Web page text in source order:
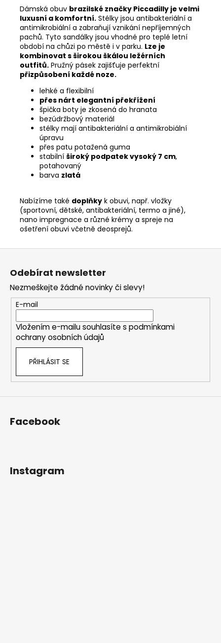
Dámská obuv brazilské značky Piccadilly je velmi
luxusní a komfortní. Stélky jsou antibakteriální a
antimikrobiální a zabraňují vznikání nepříjemných
pachů. Tyto sandálky jsou vhodné pro teplé letní
období na chůzi po městě i v parku. Lze je
kombinovat s širokou škálou ležérních
outfitů. Pružný pásek zajišťuje perfektní
přizpůsobení každé noze.
lehké a flexibilní
přes nárt elegantní překřížení
špička boty je zkosená do hranata
bezúdržbový materiál
stélky mají antibakteriální a antimikrobiální
úpravu
přes patu potažená guma
stabilní široký podpatek vysoký 7 cm,
potahovaný
barva zlatá
Nabízíme také doplňky k obuvi, např. vložky
(sportovní, dětské, antibakteriální, termo a jiné),
nano impregnace a různé krémy a spreje na
ošetření obuvi včetně deosprejů.
Z
Odebírat newsletter
Nezmeškejte žádné novinky či slevy!
E-mail
Vložením e-mailu souhlasíte s podmínkami
ochrany osobních údajů
PŘIHLÁSIT SE
Facebook
Instagram